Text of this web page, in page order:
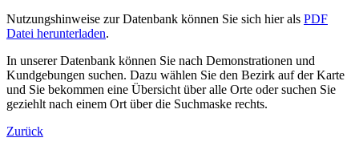
Nutzungshinweise zur Datenbank können Sie sich hier als PDF
Datei herunterladen.
In unserer Datenbank können Sie nach Demonstrationen und
Kundgebungen suchen. Dazu wählen Sie den Bezirk auf der Karte
und Sie bekommen eine Übersicht über alle Orte oder suchen Sie
geziehlt nach einem Ort über die Suchmaske rechts.
Zurück